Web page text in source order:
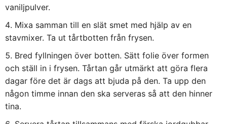
vaniljpulver.
Mixa samman till en slät smet med hjälp av en
stavmixer. Ta ut tårtbotten från frysen.
Bred fyllningen över botten. Sätt folie över formen
och ställ in i frysen. Tårtan går utmärkt att göra flera
dagar före det är dags att bjuda på den. Ta upp den
någon timme innan den ska serveras så att den hinner
tina.